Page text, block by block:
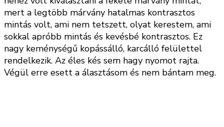
mert a legtöbb márvány hatalmas kontrasztos
mintás volt, ami nem tetszett, olyat kerestem, ami
sokkal apróbb mintás és kevésbé kontrasztos. Ez
nagy keménységű kopássálló, karcálló felülettel
rendelkezik. Az éles kés sem hagy nyomot rajta.
Végül erre esett a álasztásom és nem bántam meg.